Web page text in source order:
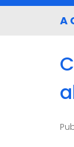
menu
do
A